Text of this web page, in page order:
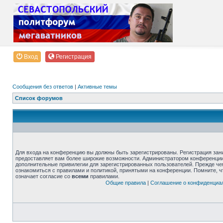
Вход Регистрация
Сообщения без ответов | Активные темы
Список форумов
Для входа на конференцию вы должны быть зарегистрированы. Регистрация
предоставляет вам более широкие возможности. Администратором
дополнительные привилегии для зарегистрированных пользователей. Прежде
ознакомиться с правилами и политикой, принятыми на конференции. Помните,
означает согласие со всеми правилами.
Общие правила| Соглашение о